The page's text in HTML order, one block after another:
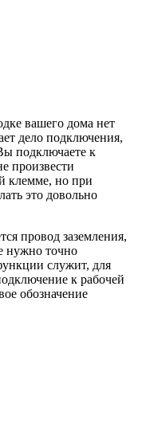
вашего дома нет
дело подключения,
подключаете к
произвести
клемме, но при
это довольно
провод заземления,
нужно точно
служит, для
к рабочей
обозначение